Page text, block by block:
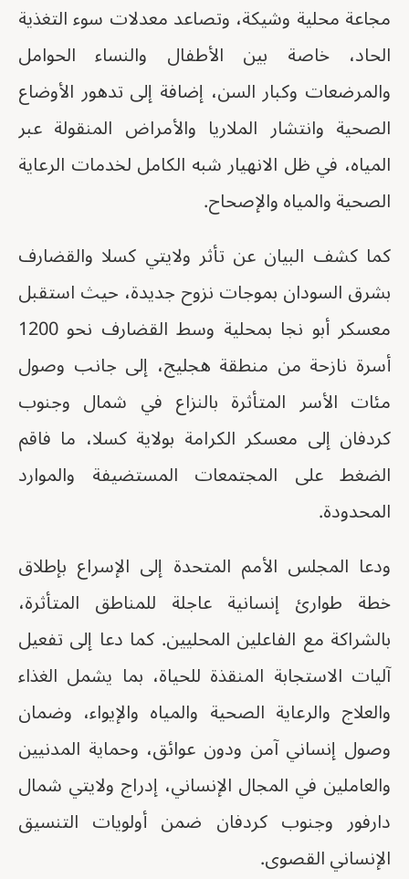
مجاعة محلية وشيكة، وتصاعد معدلات سوء التغذية
الحاد، خاصة بين الأطفال والنساء الحوامل
والمرضعات وكبار السن، إضافة إلى تدهور الأوضاع
الصحية وانتشار الملاريا والأمراض المنقولة عبر
المياه، في ظل الانهيار شبه الكامل لخدمات الرعاية
الصحية والمياه والإصحاح.
كما كشف البيان عن تأثر ولايتي كسلا والقضارف
بشرق السودان بموجات نزوح جديدة، حيث استقبل
معسكر أبو نجا بمحلية وسط القضارف نحو 1200
أسرة نازحة من منطقة هجليج، إلى جانب وصول
مئات الأسر المتأثرة بالنزاع في شمال وجنوب
كردفان إلى معسكر الكرامة بولاية كسلا، ما فاقم
الضغط على المجتمعات المستضيفة والموارد
المحدودة.
ودعا المجلس الأمم المتحدة إلى الإسراع بإطلاق
خطة طوارئ إنسانية عاجلة للمناطق المتأثرة،
بالشراكة مع الفاعلين المحليين. كما دعا إلى تفعيل
آليات الاستجابة المنقذة للحياة، بما يشمل الغذاء
والعلاج والرعاية الصحية والمياه والإيواء، وضمان
وصول إنساني آمن ودون عوائق، وحماية المدنيين
والعاملين في المجال الإنساني، إدراج ولايتي شمال
دارفور وجنوب كردفان ضمن أولويات التنسيق
الإنساني القصوى.